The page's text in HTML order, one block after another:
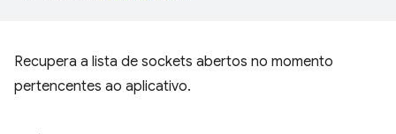
Recupera a lista de sockets abertos no momento
pertencentes ao aplicativo.